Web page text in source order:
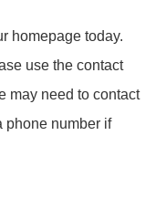
homepage today.
use the contact
may need to contact
phone number if